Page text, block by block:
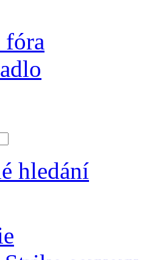
fóra
hledání